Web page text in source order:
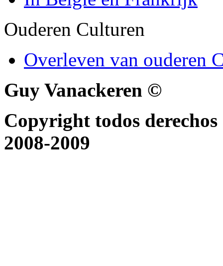
Ouderen Culturen
Overleven van ouderen
Guy Vanackeren ©
Copyright todos
2008-2009